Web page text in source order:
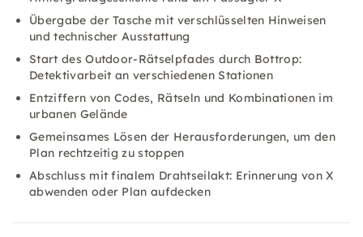
Übergabe der Tasche mit verschlüsselten Hinweisen
und technischer Ausstattung
Start des Outdoor-Rätselpfades durch Bottrop:
Detektivarbeit an verschiedenen Stationen
Entziffern von Codes, Rätseln und Kombinationen im
urbanen Gelände
Gemeinsames Lösen der Herausforderungen, um den
Plan rechtzeitig zu stoppen
Abschluss mit finalem Drahtseilakt: Erinnerung von X
abwenden oder Plan aufdecken